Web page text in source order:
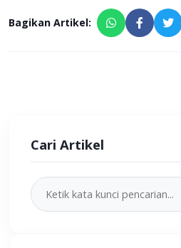
Bagikan Artikel:
Cari Artikel